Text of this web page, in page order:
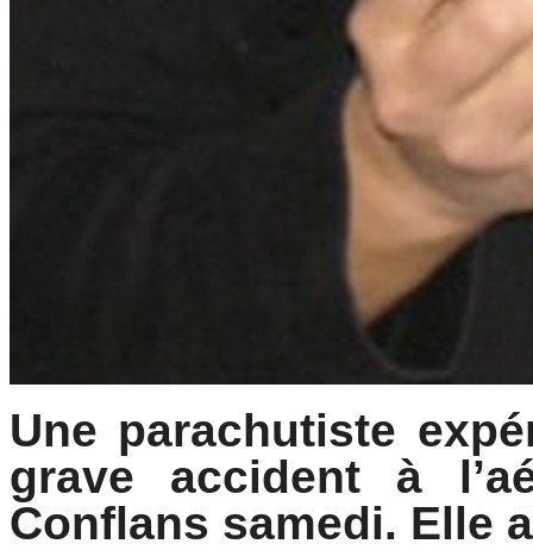
Une parachutiste
grave accident à
Conflans samedi. Elle